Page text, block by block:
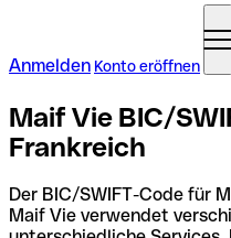
Anmelden Konto eröffnen
Maif Vie BIC/
Frankreich
Der BIC/SWIFT-Code für
Maif Vie verwendet